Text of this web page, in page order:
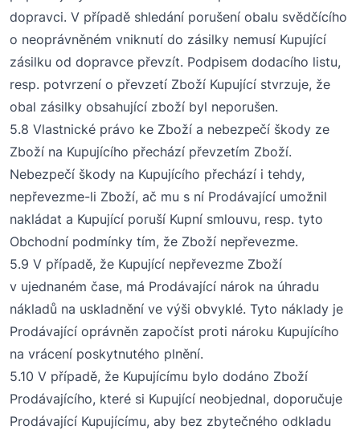
dopravci. V případě shledání porušení obalu svědčícího
o neoprávněném vniknutí do zásilky nemusí Kupující
zásilku od dopravce převzít. Podpisem dodacího listu,
resp. potvrzení o převzetí Zboží Kupující stvrzuje, že
obal zásilky obsahující zboží byl neporušen.
5.8 Vlastnické právo ke Zboží a nebezpečí škody ze
Zboží na Kupujícího přechází převzetím Zboží.
Nebezpečí škody na Kupujícího přechází i tehdy,
nepřevezme-li Zboží, ač mu s ní Prodávající umožnil
nakládat a Kupující poruší Kupní smlouvu, resp. tyto
Obchodní podmínky tím, že Zboží nepřevezme.
5.9 V případě, že Kupující nepřevezme Zboží
v ujednaném čase, má Prodávající nárok na úhradu
nákladů na uskladnění ve výši obvyklé. Tyto náklady je
Prodávající oprávněn započíst proti nároku Kupujícího
na vrácení poskytnutého plnění.
5.10 V případě, že Kupujícímu bylo dodáno Zboží
Prodávajícího, které si Kupující neobjednal, doporučuje
Prodávající Kupujícímu, aby bez zbytečného odkladu